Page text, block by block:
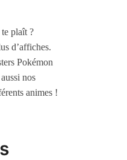
plaît ?
d’affiches.
Pokémon
nos
animes !